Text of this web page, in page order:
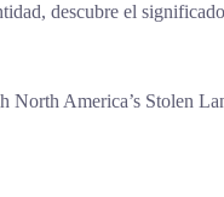
descubre el
North America’s Stolen